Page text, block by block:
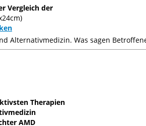
Vergleich der
Alternativmedizin. Was sagen
Therapien
AMD